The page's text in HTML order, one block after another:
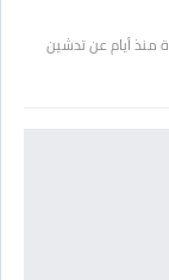
منذ أيام عن تدشين